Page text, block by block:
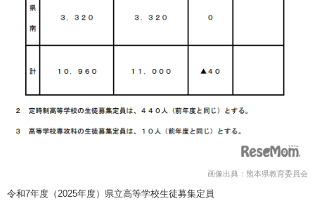
画像出典：熊本県教育委員会
令和7年度（2025年度）県立高等学校生徒募集定員